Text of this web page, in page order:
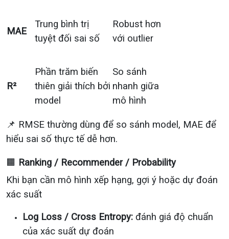
MAE
Trung bình trị
tuyệt đối sai số
Robust hơn
với outlier
R²
Phần trăm biến
thiên giải thích bởi
model
So sánh
nhanh giữa
mô hình
📌 RMSE thường dùng để so sánh model, MAE để
hiểu sai số thực tế dễ hơn.
🟧 Ranking / Recommender / Probability
Khi bạn cần mô hình xếp hạng, gợi ý hoặc dự đoán
xác suất
Log Loss / Cross Entropy: đánh giá độ chuẩn
của xác suất dự đoán